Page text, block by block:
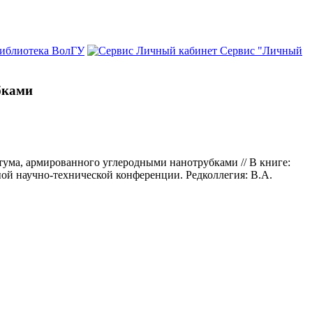
ВолГУ
Сервис "Личный
армированного углеродными нанотрубками // В книге:
научно-технической конференции. Редколлегия: В.А.